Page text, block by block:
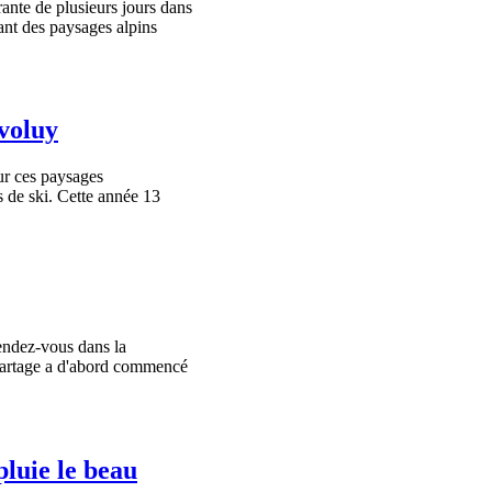
de plusieurs jours dans
des paysages alpins
ces paysages
de ski. Cette année 13
vous dans la
a d'abord commencé
le beau